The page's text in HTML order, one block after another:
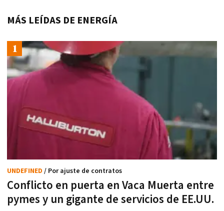
MÁS LEÍDAS DE ENERGÍA
Conflicto en puerta en Vaca Muerta entre
pymes y un gigante de servicios de EE.UU.
UNDEFINED / Por ajuste de contratos